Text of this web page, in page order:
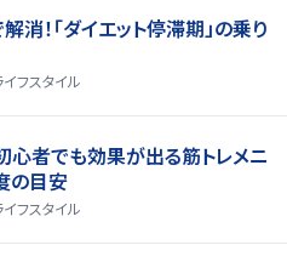
消！「ダイエット停滞期」の乗り
イフスタイル
心者でも効果が出る筋トレメニ
の目安
イフスタイル